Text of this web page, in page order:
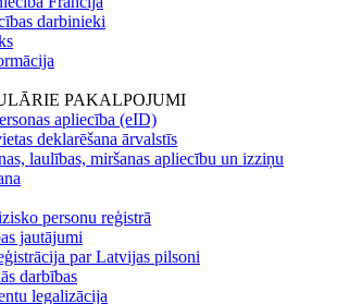
darbinieki
PAKALPOJUMI
apliecība (eID)
deklarēšana ārvalstīs
laulības, miršanas apliecību un izziņu
personu reģistrā
jautājumi
par Latvijas pilsoni
darbības
legalizācija